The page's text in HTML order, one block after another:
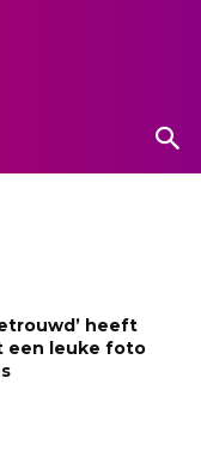
heeft
een leuke foto